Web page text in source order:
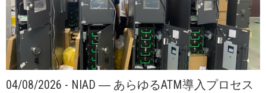
04/08/2026 - NIAD ― あらゆるATM導入プロセス